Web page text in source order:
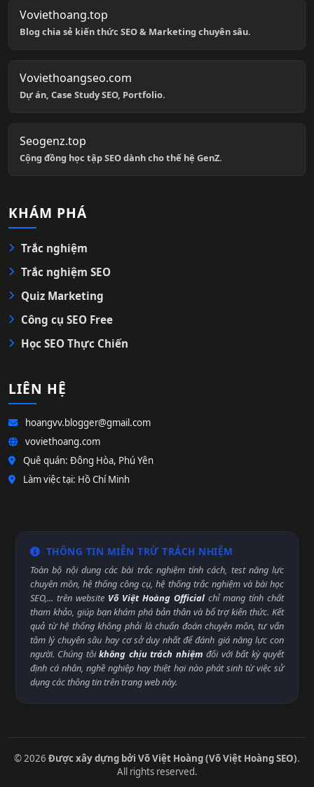
Voviethoang.top
Blog chia sẻ kiến thức SEO & Marketing chuyên sâu.
Voviethoangseo.com
Dự án, Case Study SEO, Portfolio.
Seogenz.top
Cộng đồng học tập SEO dành cho thế hệ GenZ.
KHÁM PHÁ
Trắc nghiệm
Trắc nghiệm SEO
Quiz Marketing
Công cụ SEO Free
Học SEO Thực Chiến
LIÊN HỆ
hoangvv.blogger@gmail.com
voviethoang.com
Quê quán: Đông Hòa, Phú Yên
Làm việc tại: Hồ Chí Minh
THÔNG TIN MIỄN TRỪ TRÁCH NHIỆM
Toàn bộ nội dung các bài trắc nghiệm tính cách, test năng lực
chuyên môn, hệ thống công cụ, hệ thống trắc nghiệm và bài học
SEO,... trên website Võ Việt Hoàng Official chỉ mang tính chất
tham khảo, giúp bạn khám phá bản thân và bổ trợ kiến thức. Kết
quả từ hệ thống không phải là chuẩn đoán chuyên môn, tư vấn
tâm lý chuyên sâu hay cơ sở duy nhất để đánh giá năng lực con
người. Chúng tôikhông chịu trách nhiệm đối với bất kỳ quyết
định cá nhân, nghề nghiệp hay thiệt hại nào phát sinh từ việc sử
dụng các thông tin trên trang web này.
© 2026 Được xây dựng bởi Võ Việt Hoàng (Võ Việt Hoàng SEO).
All rights reserved.